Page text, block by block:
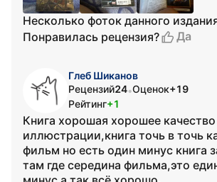
Несколько фоток данного
Понравилась рецензия?
Да
Глеб Шиканов
Рецензий24•Оценок+19
Рейтинг+1
Книга хорошая хорошее качество
иллюстрации,книга точь в точь
фильм но есть один минус книга
там где середина фильма,это